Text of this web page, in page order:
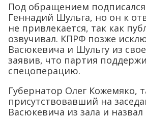
Под обращением подписался
Геннадий Шульга, но он к
не привлекается, так как
озвучивал. КПРФ позже
Васюкевича и Шульгу из
заявив, что партия
спецоперацию.
Губернатор Олег Кожемяко,
присутствовавший на
Васюкевича из зала и назвал